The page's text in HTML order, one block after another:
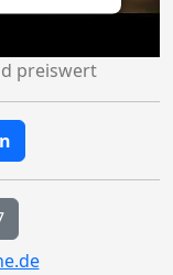
preiswert